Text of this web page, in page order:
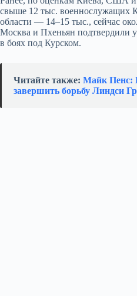
свыше 12 тыс. военнослужащих
области — 14–15 тыс., сейчас
Москва и Пхеньян подтвердили
в боях под Курском.
Читайте также: Майк Пенс:
завершить борьбу Линдси